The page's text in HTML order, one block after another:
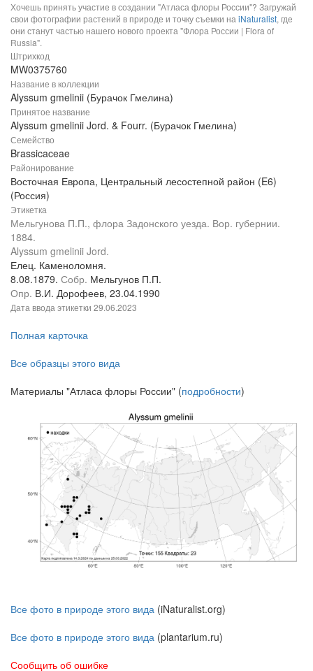
Хочешь принять участие в создании "Атласа флоры России"? Загружай
свои фотографии растений в природе и точку съемки на iNaturalist, где
они станут частью нашего нового проекта "Флора России | Flora of
Russia".
Штрихкод
MW0375760
Название в коллекции
Alyssum gmelinii (Бурачок Гмелина)
Принятое название
Alyssum gmelinii Jord. & Fourr. (Бурачок Гмелина)
Семейство
Brassicaceae
Районирование
Восточная Европа, Центральный лесостепной район (E6)
(Россия)
Этикетка
Мельгунова П.П., флора Задонского уезда. Вор. губернии.
1884.
Alyssum gmelinii Jord.
Елец. Каменоломня.
8.08.1879. Собр. Мельгунов П.П.
Опр. В.И. Дорофеев, 23.04.1990
Дата ввода этикетки 29.06.2023
Полная карточка
Все образцы этого вида
Материалы "Атласа флоры России" (подробности)
Все фото в природе этого вида (iNaturalist.org)
Все фото в природе этого вида (plantarium.ru)
Сообщить об ошибке